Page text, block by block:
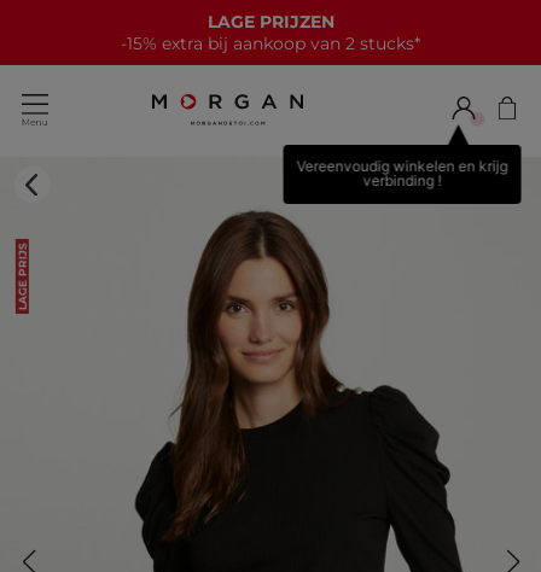
LAGE PRIJZEN
-15% extra bij aankoop van 2 stucks*
Vereenvoudig winkelen en krijg
verbinding !
LAGE PRIJS